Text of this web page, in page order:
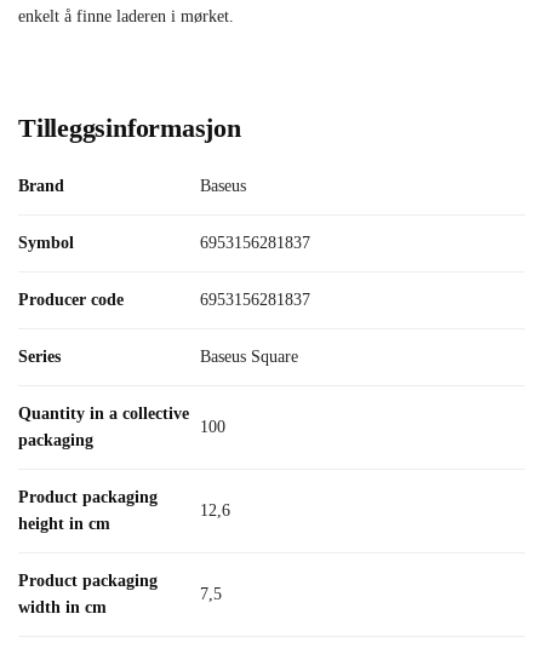
enkelt å finne laderen i mørket.
Tilleggsinformasjon
Brand Baseus
Symbol 6953156281837
Producer code 6953156281837
Series Baseus Square
Quantity in a collective
packaging
100
Product packaging
height in cm
12,6
Product packaging
width in cm
7,5